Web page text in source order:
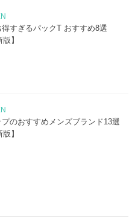
すぎるパックT おすすめ8選
】
のおすすめメンズブランド13選
】